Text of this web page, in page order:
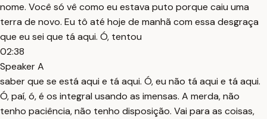
nome. Você só vê como eu estava puto porque caiu uma
terra de novo. Eu tô até hoje de manhã com essa desgraça
que eu sei que tá aqui. Ó, tentou
02:38
Speaker A
saber que se está aqui e tá aqui. Ó, eu não tá aqui e tá aqui.
Ó, paí, ó, é os integral usando as imensas. A merda, não
tenho paciência, não tenho disposição. Vai para as coisas,